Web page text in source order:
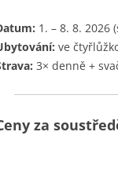
1. – 8. 8. 2026
ve
3× denně +
za